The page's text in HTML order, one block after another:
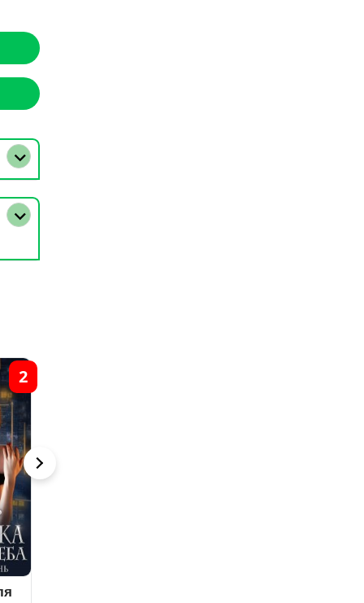
Принцесса для